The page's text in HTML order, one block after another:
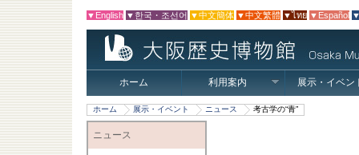
▼English ▼한국・조선어 ▼中文簡体 ▼中文繁體 ▼ไทย ▼Español
ホーム 利用案内 展示・イベン
ホーム 展示・イベント ニュース 考古学の“青”
ニュース